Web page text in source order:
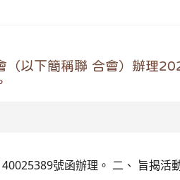
（以下簡稱聯 合會）辦理
號函辦理。 二、 旨揭活